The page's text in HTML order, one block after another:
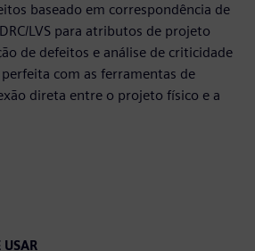
baseado em correspondência de
LVS para atributos de projeto
de defeitos e análise de criticidade
com as ferramentas de
direta entre o projeto físico e a
USAR